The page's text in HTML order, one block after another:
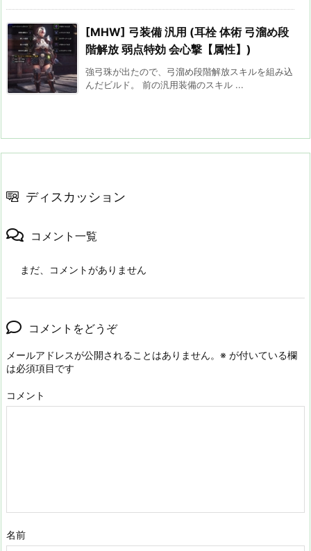
[MHW] 弓装備 汎用 (耳栓 体術 弓溜め段
階解放 弱点特効 会心撃【属性】)
強弓珠が出たので、弓溜め段階解放スキルを組み込
んだビルド。 前の汎用装備のスキル ...
ディスカッション
コメント一覧
まだ、コメントがありません
コメントをどうぞ
メールアドレスが公開されることはありません。 ※ が付いている欄
は必須項目です
コメント
名前